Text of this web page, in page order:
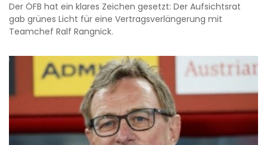
Der ÖFB hat ein klares Zeichen gesetzt: Der Aufsichtsrat
gab grünes Licht für eine Vertragsverlängerung mit
Teamchef Ralf Rangnick.